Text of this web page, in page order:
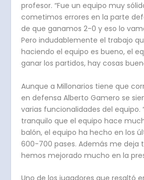
profesor. “Fue un equipo muy
cometimos errores en la parte
de que ganamos 2-0 y eso lo
Pero indudablemente el trabajo
haciendo el equipo es bueno, el
ganar los partidos, hay cosas
Aunque a Millonarios tiene que
en defensa Alberto Gamero se
varias funcionalidades del equipo.
tranquilo que el equipo hace
balón, el equipo ha hecho en los
600-700 pases. Además me deja
hemos mejorado mucho en la